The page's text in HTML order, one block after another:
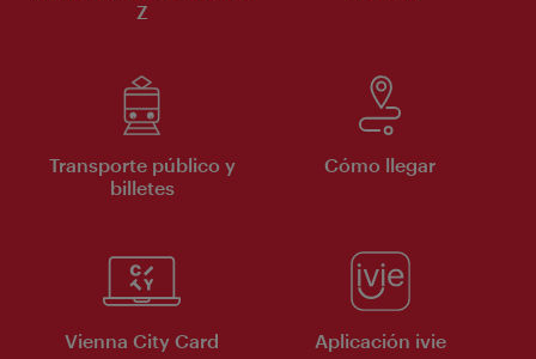
Z
Transporte público y
billetes
Cómo llegar
Vienna City Card Aplicación ivie